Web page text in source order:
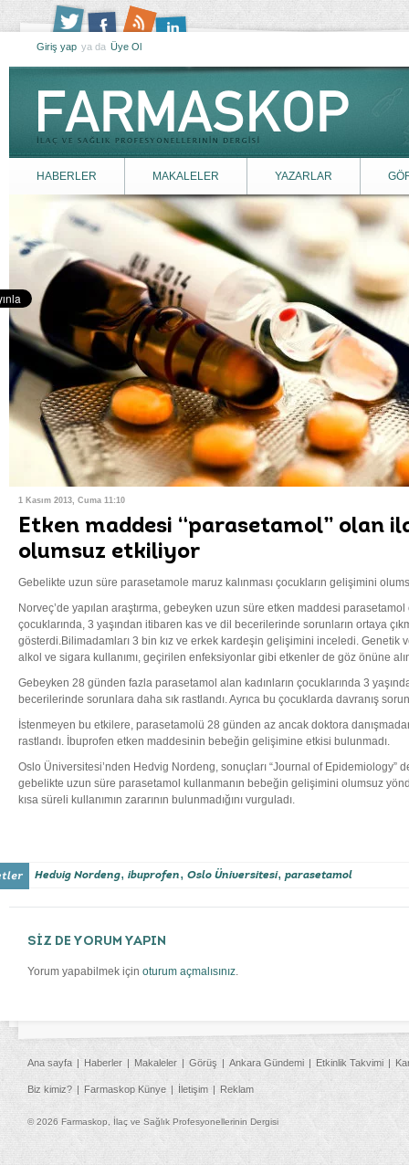
Giriş yap ya da Üye Ol
HABERLER MAKALELER YAZARLAR
1 Kasım 2013, Cuma 11:10
Etken maddesi “parasetamol” olan
olumsuz etkiliyor
Gebelikte uzun süre parasetamole maruz kalınması çocukların gelişimini
Norveç’de yapılan araştırma, gebeyken uzun süre etken maddesi parasetamol
çocuklarında, 3 yaşından itibaren kas ve dil becerilerinde sorunların ortaya
gösterdi.Bilimadamları 3 bin kız ve erkek kardeşin gelişimini inceledi. Genetik
alkol ve sigara kullanımı, geçirilen enfeksiyonlar gibi etkenler de göz önüne
Gebeyken 28 günden fazla parasetamol alan kadınların çocuklarında 3
becerilerinde sorunlara daha sık rastlandı. Ayrıca bu çocuklarda davranış
İstenmeyen bu etkilere, parasetamolü 28 günden az ancak doktora
rastlandı. İbuprofen etken maddesinin bebeğin gelişimine etkisi bulunmadı.
Oslo Üniversitesi’nden Hedvig Nordeng, sonuçları “Journal of Epidemiology”
gebelikte uzun süre parasetamol kullanmanın bebeğin gelişimini olumsuz
kısa süreli kullanımın zararının bulunmadığını vurguladı.
Hedvig Nordeng, ibuprofen, Oslo Üniversitesi, parasetamol
SİZ DE YORUM YAPIN
Yorum yapabilmek için oturum açmalısınız.
Ana sayfa Haberler Makaleler Görüş Ankara Gündemi Etkinlik Takvimi
Biz kimiz? Farmaskop Künye İletişim Reklam
© 2026 Farmaskop, İlaç ve Sağlık Profesyonellerinin Dergisi